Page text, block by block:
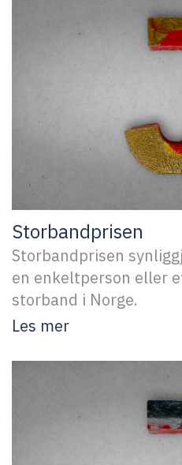
Storbandprisen
Storbandprisen
en enkeltperson eller
storband i Norge.
Les mer